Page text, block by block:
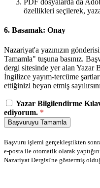
PDF dosyalarda da
özellikleri seçilerek,
6. Basamak: Onay
Nazariyat'a yazınızın
Tamamla" tuşuna basınız.
dergi sitesinde yer alan
İngilizce yayım-tercüme
ettiğinizi beyan etmiş
Yazar Bilgilendirme
ediyorum. *
Başvuruyu Tamamla
Başvuru işlemi gerçekleştikten
e-posta ile otomatik olarak
Nazariyat Dergisi'ne göstermiş